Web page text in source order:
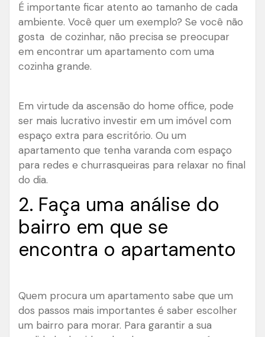
É importante ficar atento ao tamanho de cada
ambiente. Você quer um exemplo? Se você não
gosta de cozinhar, não precisa se preocupar
em encontrar um apartamento com uma
cozinha grande.
Em virtude da ascensão do home office, pode
ser mais lucrativo investir em um imóvel com
espaço extra para escritório. Ou um
apartamento que tenha varanda com espaço
para redes e churrasqueiras para relaxar no final
do dia.
2. Faça uma análise do
bairro em que se
encontra o apartamento
Quem procura um apartamento sabe que um
dos passos mais importantes é saber escolher
um bairro para morar. Para garantir a sua